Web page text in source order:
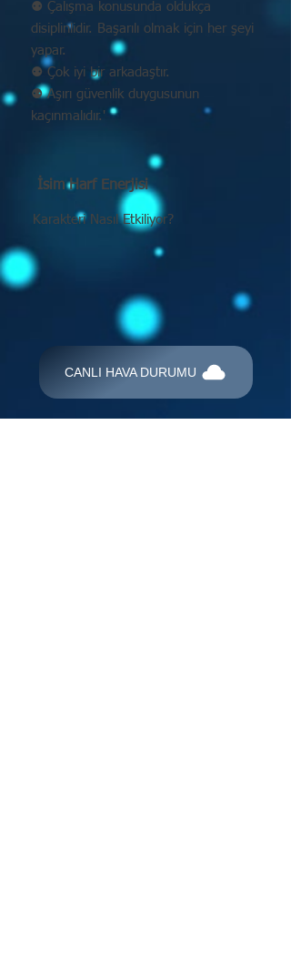
⚉ Çalışma konusunda oldukça
disiplinlidir. Başarılı olmak için her şeyi
yapar.
⚉ Çok iyi bir arkadaştır.
⚉ Aşırı güvenlik duygusunun
kaçınmalıdır.'
İsim Harf Enerjisi
Karakteri Nasıl Etkiliyor?
CANLI HAVA DURUMU